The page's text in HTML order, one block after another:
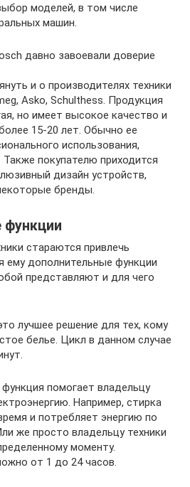
моделей, в том числе
машин.
давно завоевали доверие
и о производителях техники
Asko, Schulthess. Продукция
но имеет высокое качество и
15-20 лет. Обычно ее
использования,
Также покупателю приходится
дизайн устройств,
бренды.
функции
стараются привлечь
ему дополнительные функции
представляют и для чего
лучшее решение для тех, кому
белье. Цикл в данном случае
функция помогает владельцу
Например, стирка
и потребляет энергию по
же просто владельцу техники
моменту.
от 1 до 24 часов.